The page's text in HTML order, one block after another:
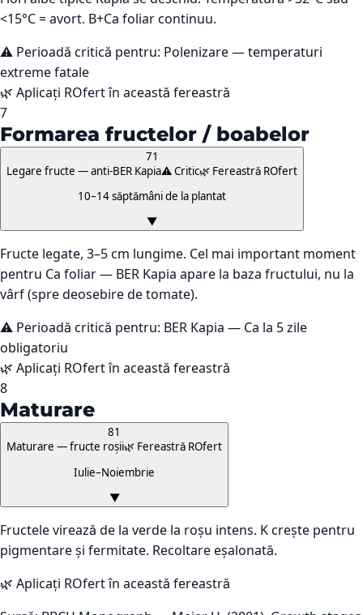
<15°C = avort. B+Ca foliar continuu.
⚠️ Perioadă critică pentru: Polenizare — temperaturi
extreme fatale
🌿 Aplicați ROfert în această fereastră
7
Formarea fructelor / boabelor
71
Legare fructe — anti-BER Kapia⚠️ Critic🌿 Fereastră ROfert
10–14 săptămâni de la plantat
▼
Fructe legate, 3–5 cm lungime. Cel mai important moment
pentru Ca foliar — BER Kapia apare la baza fructului, nu la
vârf (spre deosebire de tomate).
⚠️ Perioadă critică pentru: BER Kapia — Ca la 5 zile
obligatoriu
🌿 Aplicați ROfert în această fereastră
8
Maturare
81
Maturare — fructe roșii🌿 Fereastră ROfert
Iulie–Noiembrie
▼
Fructele virează de la verde la roșu intens. K crește pentru
pigmentare și fermitate. Recoltare eșalonată.
🌿 Aplicați ROfert în această fereastră